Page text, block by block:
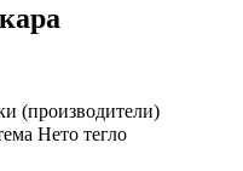
(производители)
Нето тегло